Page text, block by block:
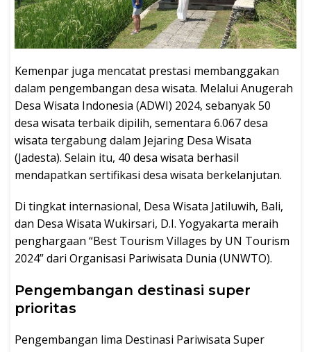
Kemenpar juga mencatat prestasi membanggakan
dalam pengembangan desa wisata. Melalui Anugerah
Desa Wisata Indonesia (ADWI) 2024, sebanyak 50
desa wisata terbaik dipilih, sementara 6.067 desa
wisata tergabung dalam Jejaring Desa Wisata
(Jadesta). Selain itu, 40 desa wisata berhasil
mendapatkan sertifikasi desa wisata berkelanjutan.
Di tingkat internasional, Desa Wisata Jatiluwih, Bali,
dan Desa Wisata Wukirsari, D.I. Yogyakarta meraih
penghargaan “Best Tourism Villages by UN Tourism
2024” dari Organisasi Pariwisata Dunia (UNWTO).
Pengembangan destinasi super
prioritas
Pengembangan lima Destinasi Pariwisata Super